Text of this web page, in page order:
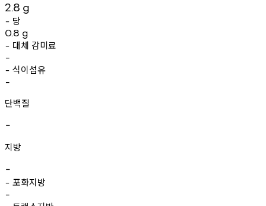
2.8 g
- 당
0.8 g
- 대체 감미료
-
- 식이섬유
-
단백질
-
지방
-
- 포화지방
-